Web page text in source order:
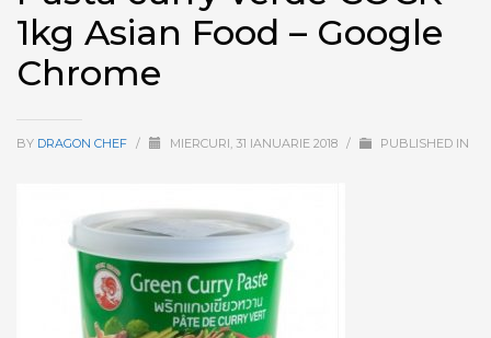
1kg Asian Food – Google
Chrome
BY DRAGON CHEF / MIERCURI, 31 IANUARIE 2018 / PUBLISHED IN